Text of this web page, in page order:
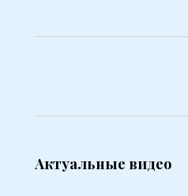
Актуальные видео